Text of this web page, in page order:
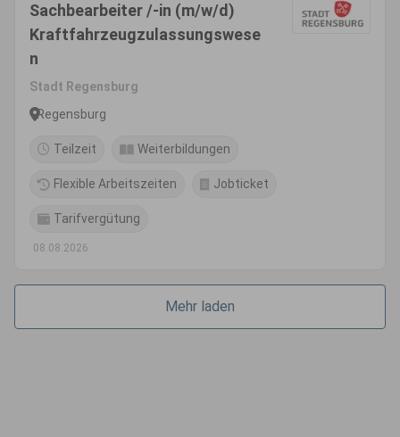
Sachbearbeiter /-in (m/w/d)
Kraftfahrzeugzulassungswese
n
Stadt Regensburg
Regensburg
Teilzeit Weiterbildungen
Flexible Arbeitszeiten Jobticket
Tarifvergütung
08.08.2026
Mehr laden